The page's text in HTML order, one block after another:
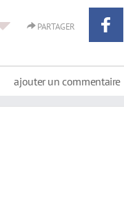
PARTAGER
ajouter un commentaire